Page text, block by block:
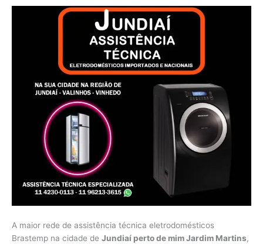
A maior rede de assistência técnica eletrodomésticos
Brastemp na cidade de Jundiaí perto de mim Jardim Martins,